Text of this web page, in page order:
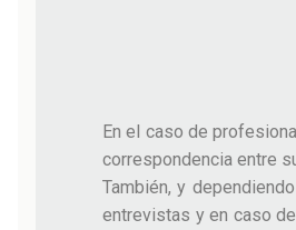
En el caso de
correspondencia entre
También, y
entrevistas y en caso